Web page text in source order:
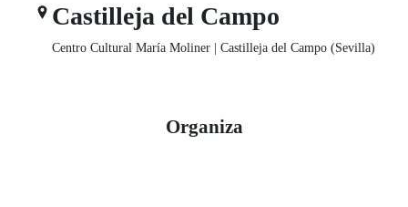
Castilleja del Campo
Centro Cultural María Moliner | Castilleja del Campo (Sevilla)
Organiza